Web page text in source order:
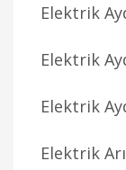
Elektrik
Elektrik
Elektrik
Elektrik